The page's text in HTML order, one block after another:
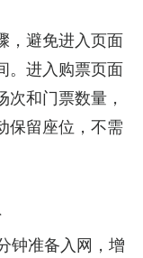
，避免进入页面
。进入购票页面
和门票数量，
保留座位，不需
钟准备入网，增